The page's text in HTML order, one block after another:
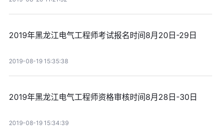
2019年黑龙江电气工程师考试报名时间8月20日-29日
2019-08-19 15:35:38
2019年黑龙江电气工程师资格审核时间8月28日-30日
2019-08-19 15:34:39